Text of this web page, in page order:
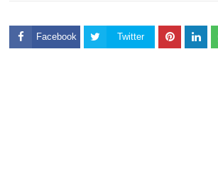
Facebook Twitter